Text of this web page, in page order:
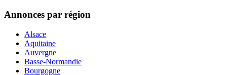
Annonces par région
Alsace
Aquitaine
Auvergne
Basse-Normandie
Bourgogne